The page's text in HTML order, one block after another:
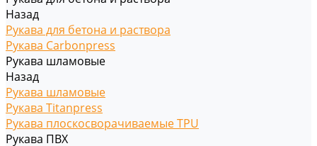
Назад
Рукава для бетона и раствора
Рукава Carbonpress
Рукава шламовые
Назад
Рукава шламовые
Рукава Titanpress
Рукава плоскосворачиваемые TPU
Рукава ПВХ